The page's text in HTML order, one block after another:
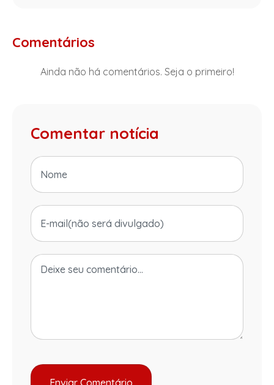
Comentários
Ainda não há comentários. Seja o primeiro!
Comentar notícia